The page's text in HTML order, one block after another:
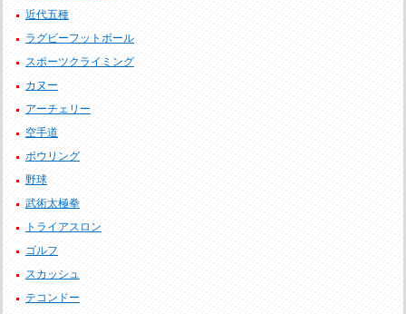
近代五種
ラグビーフットボール
スポーツクライミング
カヌー
アーチェリー
空手道
ボウリング
野球
武術太極拳
トライアスロン
ゴルフ
スカッシュ
テコンドー